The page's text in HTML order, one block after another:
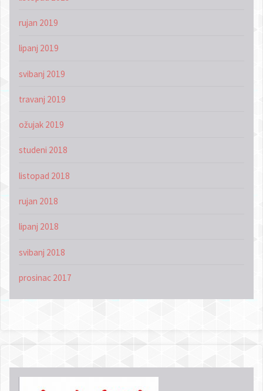
rujan 2019
lipanj 2019
svibanj 2019
travanj 2019
ožujak 2019
studeni 2018
listopad 2018
rujan 2018
lipanj 2018
svibanj 2018
prosinac 2017